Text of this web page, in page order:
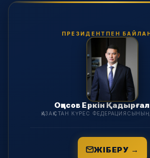
ПРЕЗИДЕНТПЕН
Оқасов Еркін
ҚАЗАҚСТАН КҮРЕС
ЖІБЕРУ →